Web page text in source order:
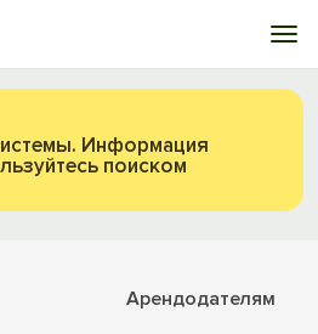
Информация
поиском
Арендодателям